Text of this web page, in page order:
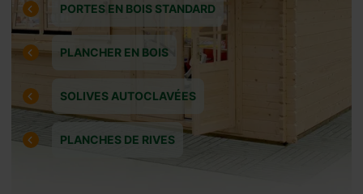
PORTES EN BOIS STANDARD
PLANCHER EN BOIS
SOLIVES AUTOCLAVÉES
PLANCHES DE RIVES